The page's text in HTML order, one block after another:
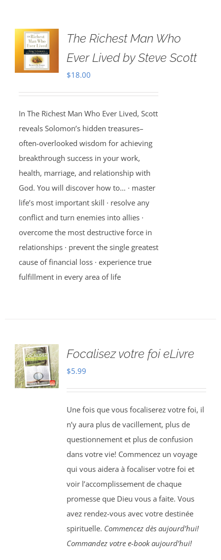
The Richest Man Who
Ever Lived by Steve Scott
$18.00
In The Richest Man Who Ever Lived, Scott
reveals Solomon’s hidden treasures–
often-overlooked wisdom for achieving
breakthrough success in your work,
health, marriage, and relationship with
God. You will discover how to… · master
life’s most important skill · resolve any
conflict and turn enemies into allies ·
overcome the most destructive force in
relationships · prevent the single greatest
cause of financial loss · experience true
fulfillment in every area of life
Focalisez votre foi eLivre
$5.99
Une fois que vous focaliserez votre foi, il
n’y aura plus de vacillement, plus de
questionnement et plus de confusion
dans votre vie! Commencez un voyage
qui vous aidera à focaliser votre foi et
voir l’accomplissement de chaque
promesse que Dieu vous a faite. Vous
avez rendez-vous avec votre destinée
spirituelle. Commencez dès aujourd’hui!
Commandez votre e-book aujourd’hui!